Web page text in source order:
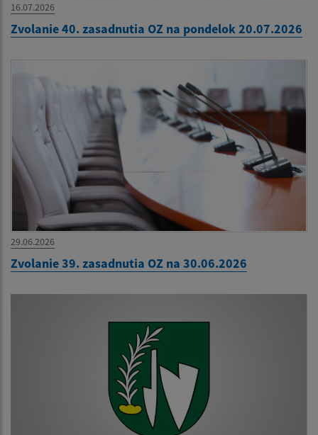
16.07.2026
Zvolanie 40. zasadnutia OZ na pondelok 20.07.2026
29.06.2026
Zvolanie 39. zasadnutia OZ na 30.06.2026